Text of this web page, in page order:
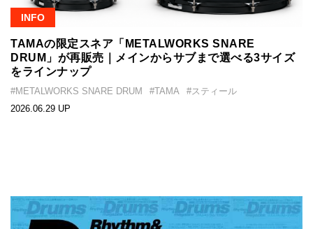
INFO
TAMAの限定スネア「METALWORKS SNARE
DRUM」が再販売｜メインからサブまで選べる3サイズ
をラインナップ
#METALWORKS SNARE DRUM #TAMA
#スティール
2026.06.29 UP